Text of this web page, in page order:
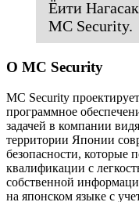
Ёити
MC Security.
О MC Security
MC Security
программное
задачей в компании
территории Японии
безопасности, которые
квалификации с
собственной
на японском языке с